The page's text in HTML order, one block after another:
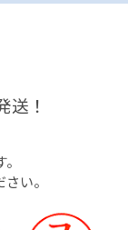
送！
い。